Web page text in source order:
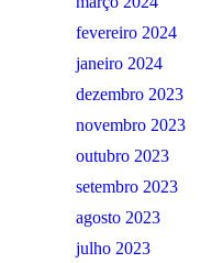
fevereiro 2024
janeiro 2024
dezembro 2023
novembro 2023
outubro 2023
setembro 2023
agosto 2023
julho 2023